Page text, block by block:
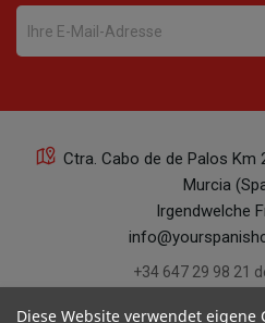
Ctra. Cabo de de Palos Km
Murcia
Irgendwelche
+34 647 29 98 21
Diese Website verwendet eigene